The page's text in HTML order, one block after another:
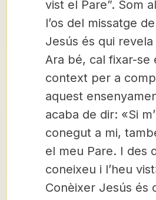
vist el Pare”. Som
l’os del missatge
Jesús és qui revela
Ara bé, cal fixar-se
context per a
aquest
acaba de dir: «Si
conegut a mi,
el meu Pare. I des
coneixeu i l’heu
Conèixer Jesús és